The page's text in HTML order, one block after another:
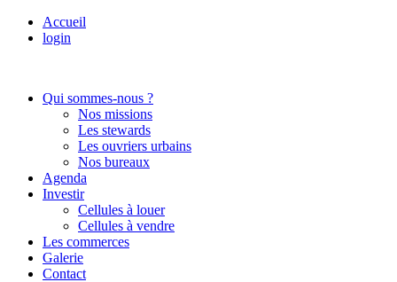
Accueil
login
Qui sommes-nous ?
Nos missions
Les stewards
Les ouvriers urbains
Nos bureaux
Agenda
Investir
Cellules à louer
Cellules à vendre
Les commerces
Galerie
Contact